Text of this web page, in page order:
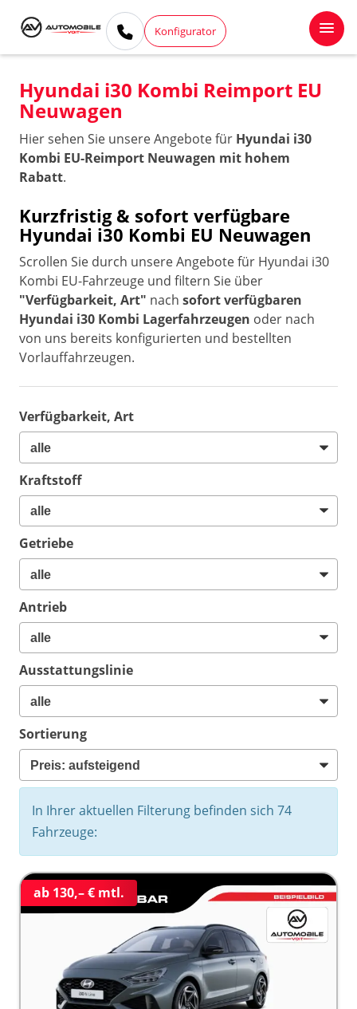
Konfigurator
Hyundai i30 Kombi Reimport EU
Neuwagen
Hier sehen Sie unsere Angebote für Hyundai i30
Kombi EU-Reimport Neuwagen mit hohem
Rabatt.
Kurzfristig & sofort verfügbare
Hyundai i30 Kombi EU Neuwagen
Scrollen Sie durch unsere Angebote für Hyundai i30
Kombi EU-Fahrzeuge und filtern Sie über
"Verfügbarkeit, Art" nach sofort verfügbaren
Hyundai i30 Kombi Lagerfahrzeugen oder nach
von uns bereits konfigurierten und bestellten
Vorlauffahrzeugen.
Verfügbarkeit, Art
Kraftstoff
Getriebe
Antrieb
Ausstattungslinie
Sortierung
In Ihrer aktuellen Filterung befinden sich 74
Fahrzeuge:
ab 130,– € mtl.